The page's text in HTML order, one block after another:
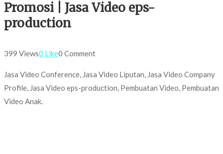
Promosi | Jasa Video eps-
production
399 Views0 Like0 Comment
Jasa Video Conference, Jasa Video Liputan, Jasa Video Company
Profile, Jasa Video eps-production, Pembuatan Video, Pembuatan
Video Anak.